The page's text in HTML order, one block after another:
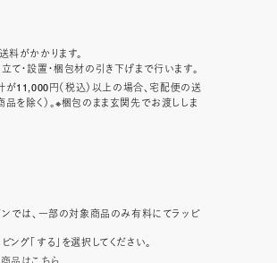
料がかかります。
て・設置・梱包材の引き下げまで行います。
が11,000円（税込）以上の場合、宅配便の送
を除く）。※梱包のまま玄関先でお渡ししま
ンでは、一部の対象商品のみ有料にてラッピ
ング「する」を選択してください。